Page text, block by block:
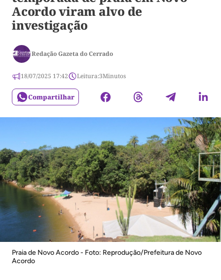
Acordo viram alvo de
investigação
Redação Gazeta do Cerrado
18/07/2025 17:42 Leitura:3Minutos
Compartilhar
Praia de Novo Acordo - Foto: Reprodução/Prefeitura de Novo
Acordo